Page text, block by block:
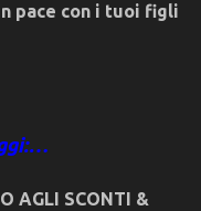
pace con i tuoi figli
AGLI SCONTI &